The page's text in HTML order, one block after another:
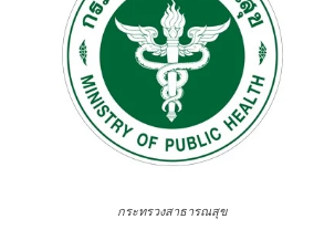
กระทรวงสาธารณสุข